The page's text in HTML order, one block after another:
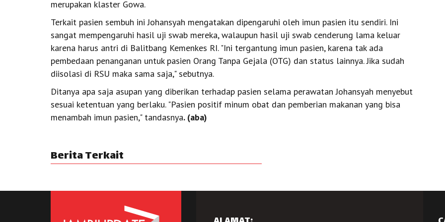
merupakan klaster Gowa.
Terkait pasien sembuh ini Johansyah mengatakan dipengaruhi oleh imun pasien itu sendiri. Ini
sangat mempengaruhi hasil uji swab mereka, walaupun hasil uji swab cenderung lama keluar
karena harus antri di Balitbang Kemenkes RI. "Ini tergantung imun pasien, karena tak ada
pembedaan penanganan untuk pasien Orang Tanpa Gejala (OTG) dan status lainnya. Jika sudah
diisolasi di RSU maka sama saja," sebutnya.
Ditanya apa saja asupan yang diberikan terhadap pasien selama perawatan Johansyah menyebut
sesuai ketentuan yang berlaku. "Pasien positif minum obat dan pemberian makanan yang bisa
menambah imun pasien," tandasnya. (aba)
Berita Terkait